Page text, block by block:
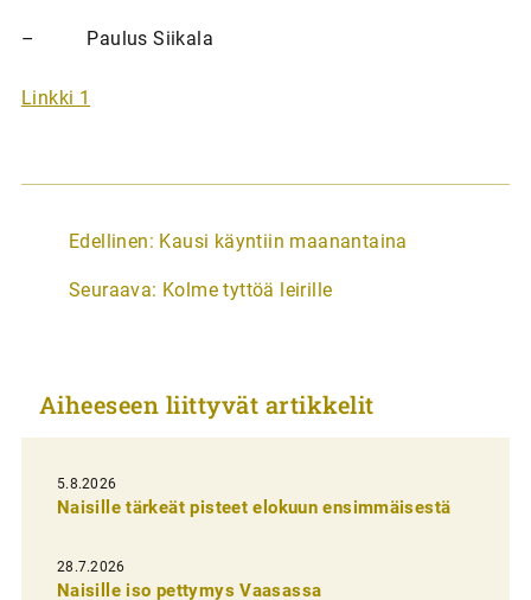
– Paulus Siikala
Linkki 1
A
t
k
e
l
i
e
Edellinen: Kausi käyntiin maanantaina
Seuraava: Kolme tyttöä leirille
Aiheeseen liittyvät artikkelit
5.8.2026
Naisille tärkeät pisteet elokuun ensimmäisestä
28.7.2026
Naisille iso pettymys Vaasassa